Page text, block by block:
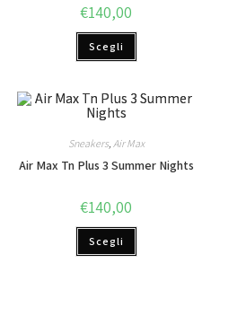
€140,00
Scegli
Sneakers, Air Max
Air Max Tn Plus 3 Summer Nights
€140,00
Scegli